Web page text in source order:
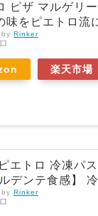
ピザ マルゲリ
味をピエトロ流
Rinker
楽天市場
エトロ 冷凍パ
ルデンテ食感】
Rinker